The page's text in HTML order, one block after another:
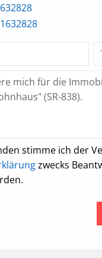
stimme ich der
zwecks